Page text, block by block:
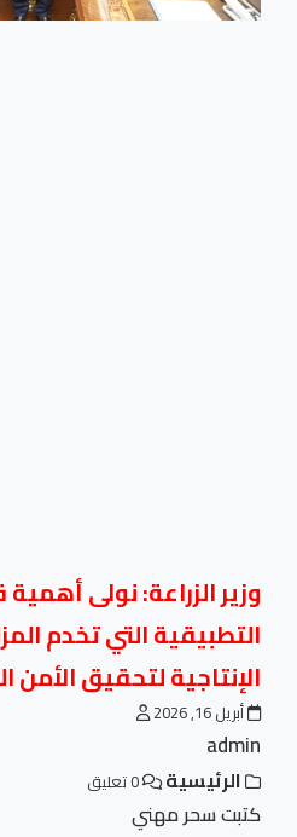
وزير الزراعة: نولى
التطبيقية التي تخدم
الإنتاجية لتحقيق الأمن
أبريل 16, 2026
admin
الرئيسية
كتبت سحر مهني